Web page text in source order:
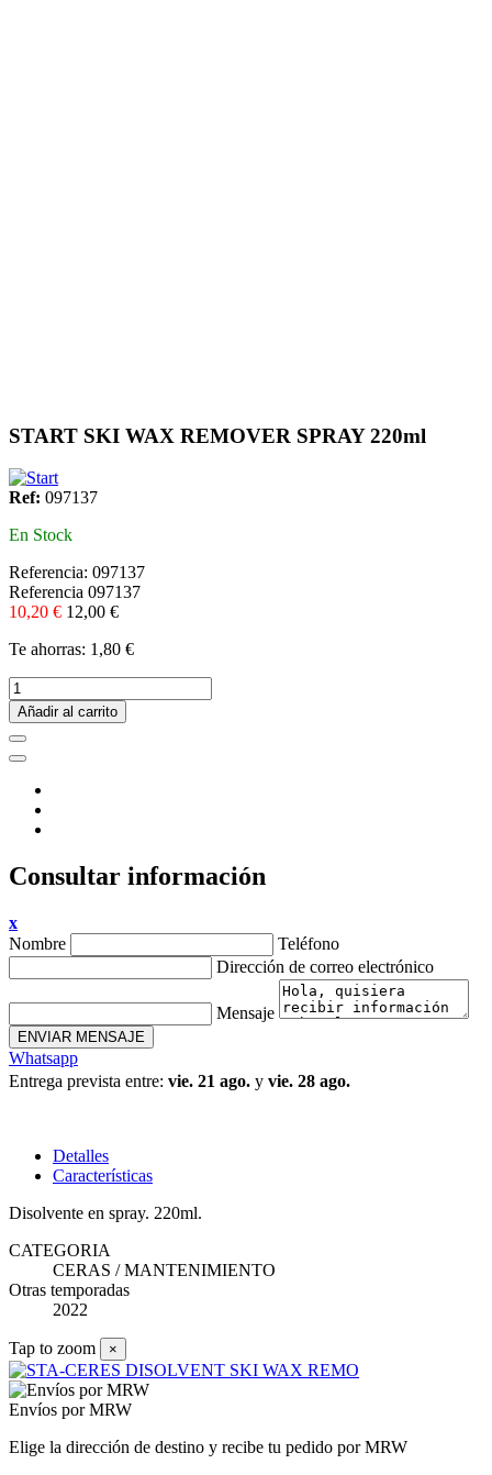
START SKI WAX REMOVER SPRAY 220ml
Ref: 097137
En Stock
Referencia: 097137
Referencia 097137
10,20 € 12,00 €
Te ahorras: 1,80 €
Añadir al carrito
Consultar información
x
Nombre
Teléfono
Dirección de correo electrónico
Mensaje
ENVIAR MENSAJE
Whatsapp
Entrega prevista entre: vie. 21 ago. y vie. 28 ago.
Detalles
Características
Disolvente en spray. 220ml.
CATEGORIA
CERAS / MANTENIMIENTO
Otras temporadas
2022
Tap to zoom ×
Envíos por MRW
Elige la dirección de destino y recibe tu pedido por MRW